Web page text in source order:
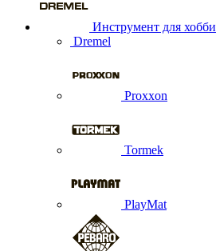
Инструмент для хобби
Dremel
Proxxon
Tormek
PlayMat